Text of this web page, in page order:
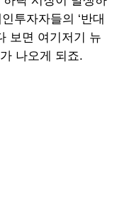
투자자들의 ‘반대
보면 여기저기 뉴
나오게 되죠.